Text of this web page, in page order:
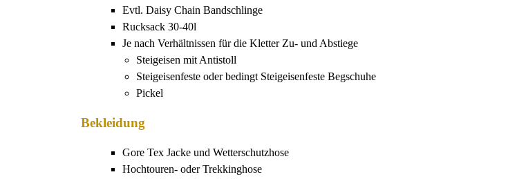
Evtl. Daisy Chain Bandschlinge
Rucksack 30-40l
Je nach Verhältnissen für die Kletter Zu- und Abstiege
Steigeisen mit Antistoll
Steigeisenfeste oder bedingt Steigeisenfeste Begschuhe
Pickel
Bekleidung
Gore Tex Jacke und Wetterschutzhose
Hochtouren- oder Trekkinghose